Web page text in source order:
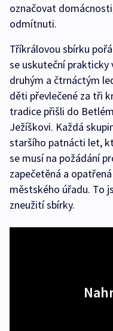
označovat
odmítnuti.
Tříkrálovou sbírku
se uskuteční
druhým a čtrnáctým
děti převlečené za tři
tradice přišli do
Ježíškovi. Každá
staršího patnácti let,
se musí na požádání
zapečetěná a
městského úřadu. To
zneužití sbírky.